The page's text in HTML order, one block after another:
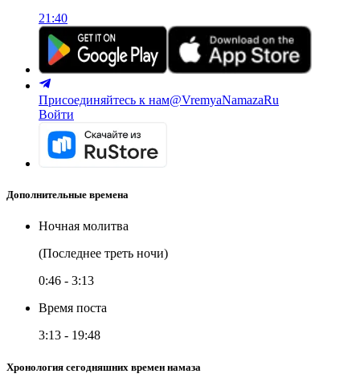
21:40
Присоединяйтесь к нам@VremyaNamazaRu
Войти
Дополнительные времена
Ночная молитва
(Последнее треть ночи)
0:46 - 3:13
Время поста
3:13 - 19:48
Хронология сегодняшних времен намаза